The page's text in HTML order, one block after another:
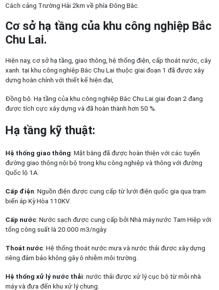
Cách cảng Trường Hải 2km về phía Đông Bắc.
Cơ sở hạ tầng của khu công nghiệp Bắc
Chu Lai.
Hiện nay, cơ sở hạ tầng, giao thông, hệ thống điện, cấp thoát nước, cây
xanh. tại khu công nghiệp Bắc Chu Lai thuộc giai đoạn 1 đã được xây
dựng hoàn chỉnh với thiết kế hiện đại,
Đồng bộ. Hạ tầng của khu công nghiệp Bắc Chu Lai giai đoạn 2 đang
được tích cực xây dựng và đã hoàn thành hơn 50 %.
Hạ tầng kỹ thuật:
Hệ thống giao thông: Mặt bằng đã được hoàn thiện với các tuyến
đường giao thông nội bộ trong khu công nghiệp và thông với đường
Quốc lộ 1A.
Cấp điện: Nguồn điện được cung cấp từ lưới điện quốc gia qua trạm
biến áp Kỳ Hòa 110KV.
Cấp nước: Nước sạch được cung cấp bởi Nhà máy nước Tam Hiệp với
tổng công suất là 20.000 m3/ngày.
Thoát nước: Hệ thống thoát nước mưa và nước thải được xây dựng
riêng đảm bảo không gây ô nhiễm môi trường.
Hệ thống xử lý nước thải: nước thải được xử lý cục bộ từ mỗi nhà
máy và đưa đến khu xử lý chung.